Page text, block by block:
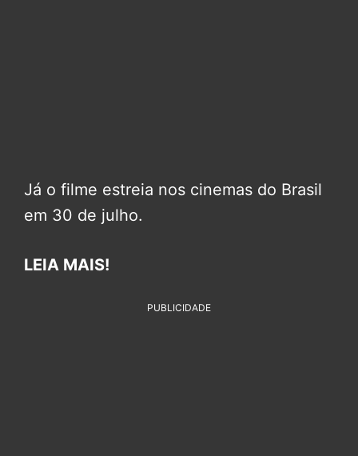
Já o filme estreia nos cinemas do Brasil
em 30 de julho.
LEIA MAIS!
PUBLICIDADE